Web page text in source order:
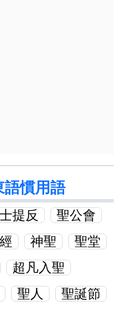
語慣用語
提反
聖公會
神聖
聖堂
超凡入聖
聖人
聖誕節